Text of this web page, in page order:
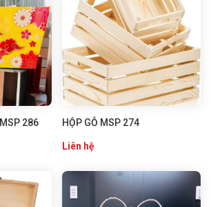
286 HỘP GỖ MSP 274
Liên hệ